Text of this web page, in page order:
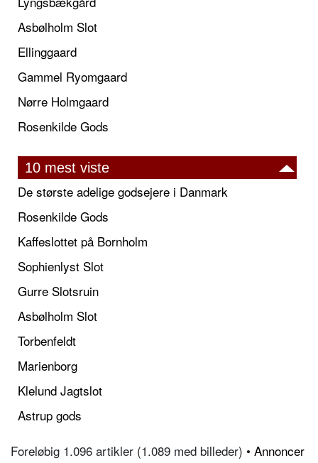
Asbølholm Slot
Ellinggaard
Gammel Ryomgaard
Nørre Holmgaard
Rosenkilde Gods
10 mest viste
De største adelige godsejere i Danmark
Rosenkilde Gods
Kaffeslottet på Bornholm
Sophienlyst Slot
Gurre Slotsruin
Asbølholm Slot
Torbenfeldt
Marienborg
Klelund Jagtslot
Astrup gods
Foreløbig 1.096 artikler (1.089 med billeder) • Annoncer